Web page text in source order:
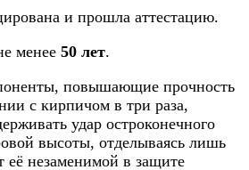
и прошла аттестацию.
менее 50 лет.
повышающие прочность
с кирпичом в три раза,
удар остроконечного
высоты, отделываясь лишь
её незаменимой в защите